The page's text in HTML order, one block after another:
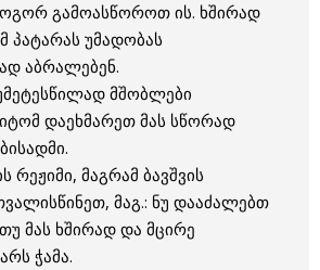
გამოასწოროთ ის. ხშირად
პატარას უმადობას
აბრალებენ.
მშობლები
დაეხმარეთ მას სწორად
რეჟიმი, მაგრამ ბავშვის
მაგ.: ნუ დააძალებთ
მას ხშირად და მცირე
ჭამა.